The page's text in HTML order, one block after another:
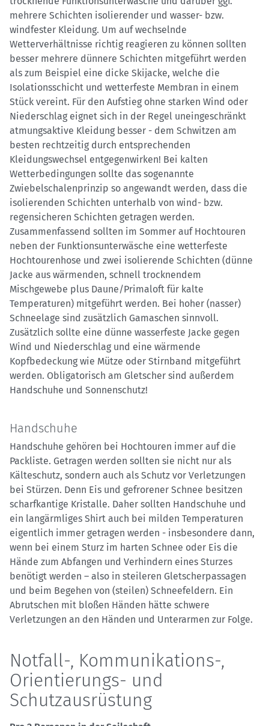
mehrere Schichten isolierender und wasser- bzw.
windfester Kleidung. Um auf wechselnde
Wetterverhältnisse richtig reagieren zu können sollten
besser mehrere dünnere Schichten mitgeführt werden
als zum Beispiel eine dicke Skijacke, welche die
Isolationsschicht und wetterfeste Membran in einem
Stück vereint. Für den Aufstieg ohne starken Wind oder
Niederschlag eignet sich in der Regel uneingeschränkt
atmungsaktive Kleidung besser - dem Schwitzen am
besten rechtzeitig durch entsprechenden
Kleidungswechsel entgegenwirken! Bei kalten
Wetterbedingungen sollte das sogenannte
Zwiebelschalenprinzip so angewandt werden, dass die
isolierenden Schichten unterhalb von wind- bzw.
regensicheren Schichten getragen werden.
Zusammenfassend sollten im Sommer auf Hochtouren
neben der Funktionsunterwäsche eine wetterfeste
Hochtourenhose und zwei isolierende Schichten (dünne
Jacke aus wärmenden, schnell trocknendem
Mischgewebe plus Daune/Primaloft für kalte
Temperaturen) mitgeführt werden. Bei hoher (nasser)
Schneelage sind zusätzlich Gamaschen sinnvoll.
Zusätzlich sollte eine dünne wasserfeste Jacke gegen
Wind und Niederschlag und eine wärmende
Kopfbedeckung wie Mütze oder Stirnband mitgeführt
werden. Obligatorisch am Gletscher sind außerdem
Handschuhe und Sonnenschutz!
Handschuhe
Handschuhe gehören bei Hochtouren immer auf die
Packliste. Getragen werden sollten sie nicht nur als
Kälteschutz, sondern auch als Schutz vor Verletzungen
bei Stürzen. Denn Eis und gefrorener Schnee besitzen
scharfkantige Kristalle. Daher sollten Handschuhe und
ein langärmliges Shirt auch bei milden Temperaturen
eigentlich immer getragen werden - insbesondere dann,
wenn bei einem Sturz im harten Schnee oder Eis die
Hände zum Abfangen und Verhindern eines Sturzes
benötigt werden – also in steileren Gletscherpassagen
und beim Begehen von (steilen) Schneefeldern. Ein
Abrutschen mit bloßen Händen hätte schwere
Verletzungen an den Händen und Unterarmen zur Folge.
Notfall-, Kommunikations-,
Orientierungs- und
Schutzausrüstung